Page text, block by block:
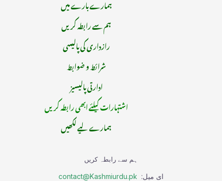
ہمارے بارے میں
ہم سے رابطہ کریں
رازداری کی پالیسی
شرائط و ضوابط
ادارتی پالیسیز
اشتہارات کیلئے ابھی رابطہ کریں
ہمارے لیے لکھیں
ہم سے رابطہ کریں
ای میل: contact@Kashmiurdu.pk